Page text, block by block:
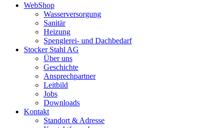
WebShop
Wasserversorgung
Sanitär
Heizung
Spenglerei- und Dachbedarf
Stocker Stahl AG
Über uns
Geschichte
Ansprechpartner
Leitbild
Jobs
Downloads
Kontakt
Standort & Adresse